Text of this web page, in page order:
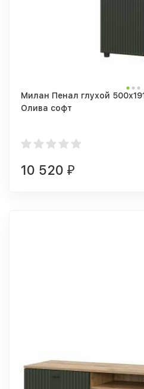
Милан Пенал глухой
Олива софт
10 520 ₽